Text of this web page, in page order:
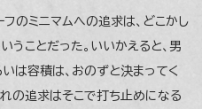
のミニマムへの追求は、どこかし
ことだった。いいかえると、男
は容積は、おのずと決まってく
の追求はそこで打ち止めになる